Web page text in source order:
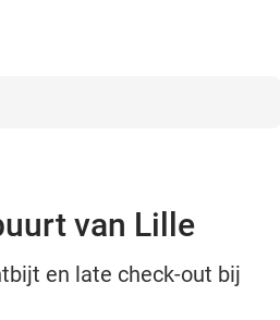
van Lille
en late check-out bij